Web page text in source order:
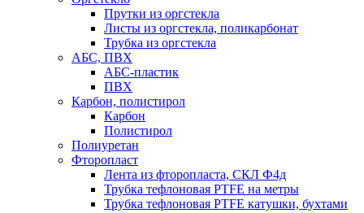
Прутки из оргстекла
Листы из оргстекла, поликарбонат
Трубка из оргстекла
АБС, ПВХ
АБС-пластик
ПВХ
Карбон, полистирол
Карбон
Полистирол
Полиуретан
Фторопласт
Лента из фторопласта, СКЛ Ф4д
Трубка тефлоновая PTFE на метры
Трубка тефлоновая PTFE катушки, бухтами